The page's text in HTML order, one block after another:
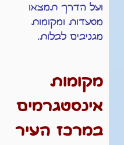
ועל הדרך תמצאו
מסעדות ומקומות
מגניבים לבלות.
מקומות
אינסטגרמים
במרכז העיר